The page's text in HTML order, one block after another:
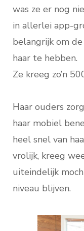
was ze er nog
in allerlei app-
belangrijk om
haar te hebben.
Ze kreeg zo’n
Haar ouders
haar mobiel
heel snel van
vrolijk, kreeg
uiteindelijk
niveau blijven.